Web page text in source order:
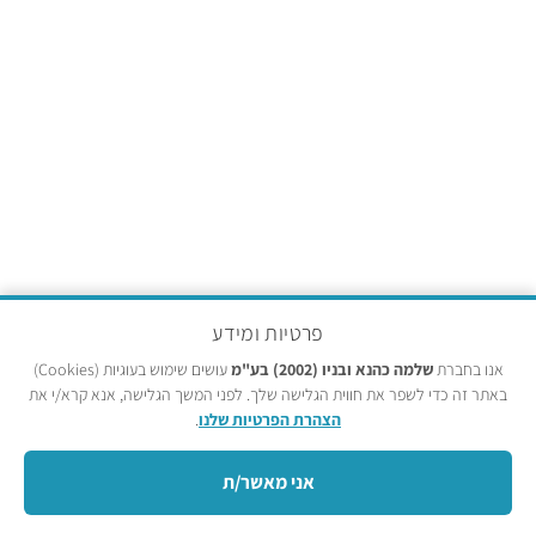
פרטיות ומידע
אנו בחברתשלמה כהנא ובניו (2002) בע"מ
עושים שימוש בעוגיות (Cookies)
באתר זה כדי לשפר את חווית הגלישה שלך. לפני המשך הגלישה, אנא קרא/י את
הצהרת הפרטיות שלנו.
אני מאשר/ת